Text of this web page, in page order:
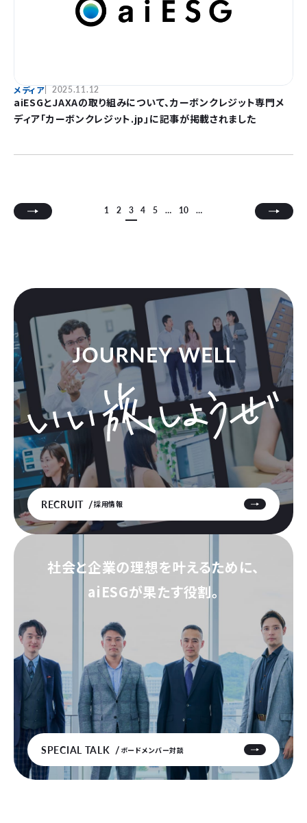
メディア 2025.11.12
aiESGとJAXAの取り組みについて、カーボンクレジット専門メ
ディア「カーボンクレジット.jp」に記事が掲載されました
1 2 3 4 5 … 10 …
RECRUIT 採用情報
社会と企業の理想を叶えるために、
aiESGが果たす役割。
SPECIAL TALK ボードメンバー対談